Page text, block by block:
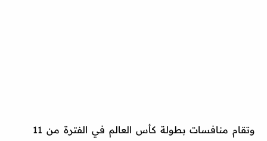
وتقام منافسات بطولة كأس العالم في الفترة من 11